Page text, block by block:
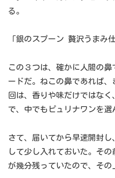
る。
「銀のスプーン 贅沢うまみ
この３つは、確かに人間の
ードだ。ねこの鼻であれば
回は、香りや味だけではな
で、中でもピュリナワンを選
さて、届いてから早速開封
して少し入れておいた。そ
が幾分残っていたので、その